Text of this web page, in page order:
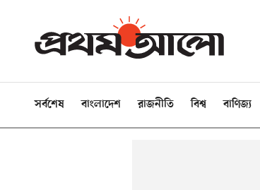
সর্বশেষ বাংলাদেশ রাজনীতি বিশ্ব বাণিজ্য